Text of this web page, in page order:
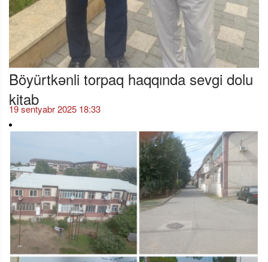
Böyürtkənli torpaq haqqında sevgi dolu
kitab
19 sentyabr 2025 18:33